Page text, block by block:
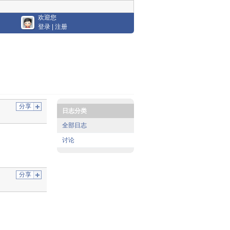
欢迎您
登录
注册
分享
分享
日志分类
全部日志
讨论